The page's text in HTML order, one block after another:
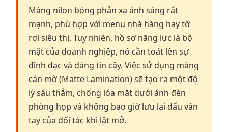
Màng nilon bóng phản xạ ánh sáng rất
mạnh, phù hợp với menu nhà hàng hay tờ
rơi siêu thị. Tuy nhiên, hồ sơ năng lực là bộ
mặt của doanh nghiệp, nó cần toát lên sự
đĩnh đạc và đáng tin cậy. Việc sử dụng màng
cán mờ (Matte Lamination) sẽ tạo ra một độ
lỳ sâu thẳm, chống lóa mắt dưới ánh đèn
phòng họp và không bao giờ lưu lại dấu vân
tay của đối tác khi lật mở.